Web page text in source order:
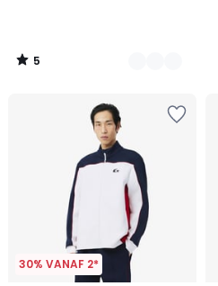
5
/
30% VANAF 2*